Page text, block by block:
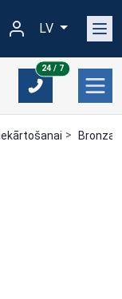
LV
24 / 724/7